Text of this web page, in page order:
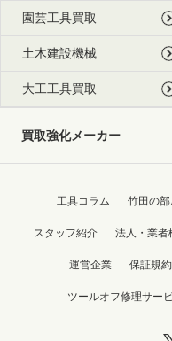
園芸工具買取
土木建設機械
大工工具買取
買取強化メーカー
工具コラム 竹田の部
スタッフ紹介 法人・業者
運営企業 保証規約
ツールオフ修理サー